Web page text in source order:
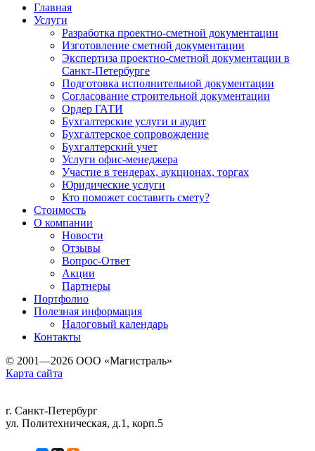
Главная
Услуги
Разработка проектно-сметной документации
Изготовление сметной документации
Экспертиза проектно-сметной документации в
Санкт-Петербурге
Подготовка исполнительной документации
Согласование строительной документации
Ордер ГАТИ
Бухгалтерские услуги и аудит
Бухгалтерское сопровождение
Бухгалтерский учет
Услуги офис-менеджера
Участие в тендерах, аукционах, торгах
Юридические услуги
Кто поможет составить смету?
Стоимость
О компании
Новости
Отзывы
Вопрос-Ответ
Акции
Партнеры
Портфолио
Полезная информация
Налоговый календарь
Контакты
© 2001—2026 ООО «Магистраль»
Карта сайта
г. Санкт-Петербург
ул. Политехническая, д.1, корп.5